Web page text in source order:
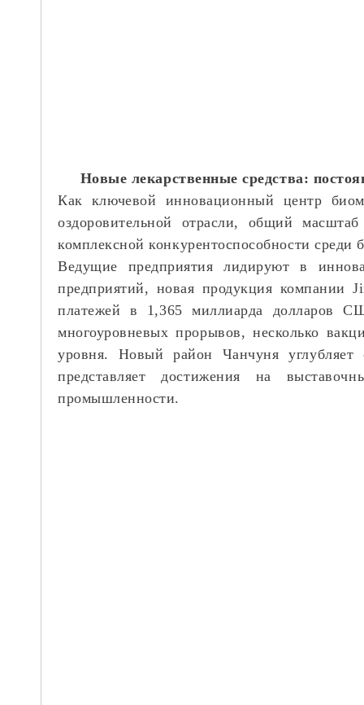
Новые лекарственные средства:
Как ключевой инновационный центр
оздоровительной отрасли, общий
комплексной конкурентоспособности
Ведущие предприятия лидируют в
предприятий, новая продукция
платежей в 1,365 миллиарда долларов
многоуровневых прорывов, несколько
уровня. Новый район Чанчуня углубляет
представляет достижения на
промышленности.